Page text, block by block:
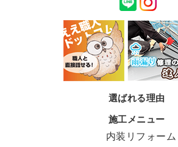
選ばれる理由
施工メニュー
内装リフォーム